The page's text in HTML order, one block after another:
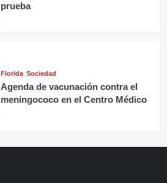
prueba
Florida Sociedad
Agenda de vacunación contra el
meningococo en el Centro Médico